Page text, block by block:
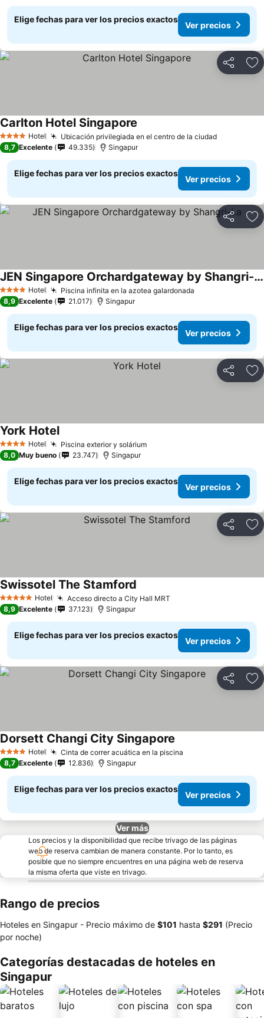
Elige fechas para ver los precios exactos
Ver precios
Compartir
4 EstrellasHotel Ubicación privilegiada en el centro de la ciudad
Carlton Hotel Singapore
8,7 Excelente 49.335 Singapur
Elige fechas para ver los precios exactos
Ver precios
Compartir
4 EstrellasHotel Piscina infinita en la azotea galardonada
JEN Singapore Orchardgateway by Shangri-La
8,9 Excelente 21.017 Singapur
Elige fechas para ver los precios exactos
Ver precios
Compartir
4 EstrellasHotel Piscina exterior y solárium
York Hotel
8,0 Muy bueno 23.747 Singapur
Elige fechas para ver los precios exactos
Ver precios
Compartir
5 Estrellas Hotel Acceso directo a City Hall MRT
Swissotel The Stamford
8,9 Excelente 37.123 Singapur
Elige fechas para ver los precios exactos
Ver precios
Compartir
4 EstrellasHotel Cinta de correr acuática en la piscina
Dorsett Changi City Singapore
8,7 Excelente 12.836 Singapur
Elige fechas para ver los precios exactos
Ver precios
Ver más
Los precios y la disponibilidad que recibe trivago de las páginas
web de reserva cambian de manera constante. Por lo tanto, es
posible que no siempre encuentres en una página web de reserva
la misma oferta que viste en trivago.
Rango de precios
Hoteles en Singapur - Precio máximo de ‎$101 hasta ‎$291 (Precio
por noche)
Categorías destacadas de hoteles en
Singapur